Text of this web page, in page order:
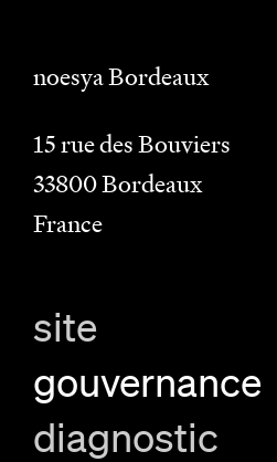
noesya Bordeaux
15 rue des Bouviers
33800Bordeaux
France
site
gouvernance
diagnostic